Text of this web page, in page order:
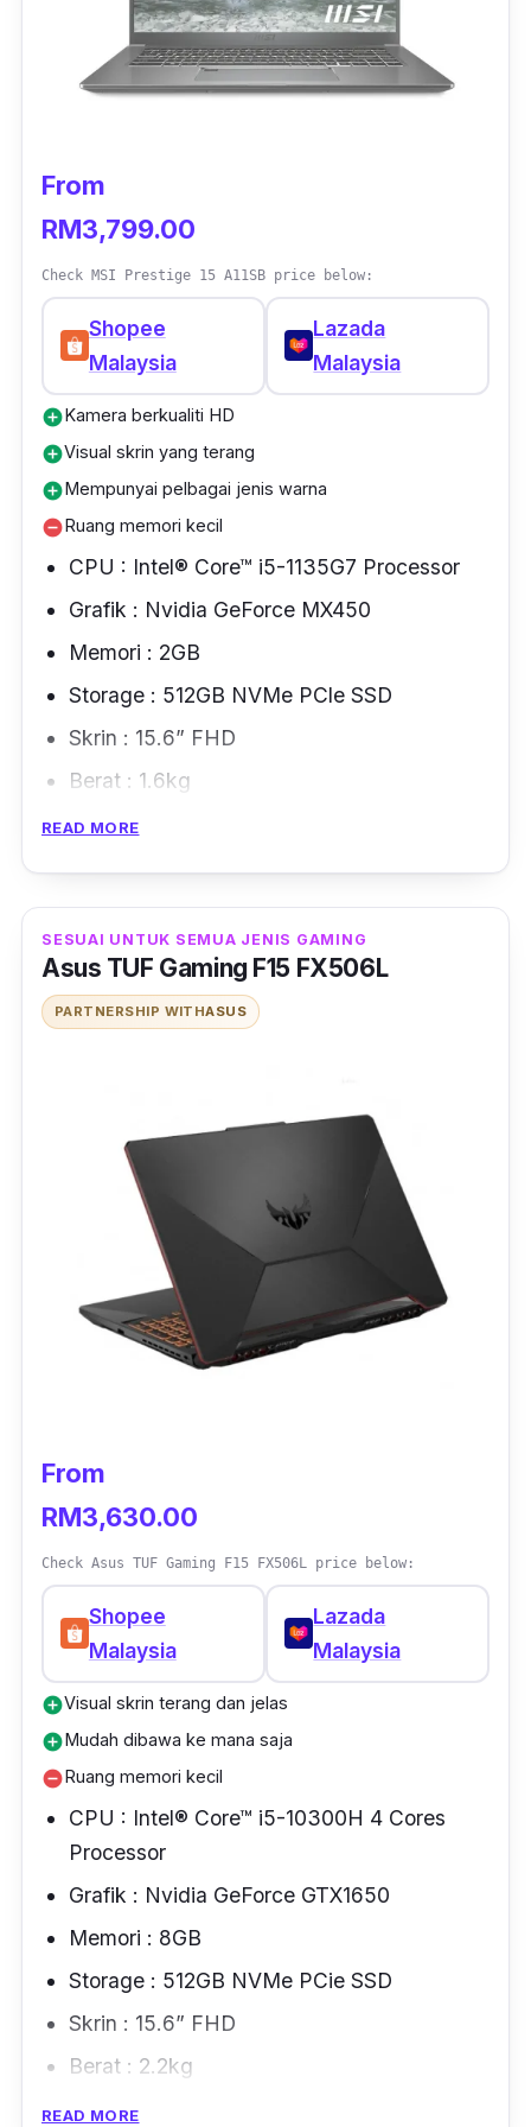
disebabkan saiznya nipis memudahkan anda
membawa ke mana saja dan bahagian grafik
pula menggunakanhigh-grade graphicsuntuk
From
RM3,799.00
Check MSI Prestige 15 A11SB price below:
Shopee
Malaysia
Lazada
Malaysia
add_circleKamera berkualiti HD
add_circleVisual skrin yang terang
add_circleMempunyai pelbagai jenis warna
remove_circleRuang memori kecil
CPU : Intel® Core™ i5-1135G7 Processor
Grafik : Nvidia GeForce MX450
Memori : 2GB
Storage : 512GB NVMe PCle SSD
Skrin : 15.6” FHD
Berat : 1.6kg
Laptop MSI selalu menjadi bualan banyak
pihak kerana kelancarannya ketika gamers
bermain game. Ini kerana dilengkapi dengan
unit pemprosesan yang berkapasiti besar
sekaligus dapat elak masalahlagging
Dengan keluasan skrin 15.6” berdefinis tinggi,
sesuai untuk memuat turun pelbagai jenis
aplikasi game.
Malangnya, memori laptop ini tidak besar
berbanding laptop gaming yang lain dimana
8GB saja. Sepatutnya laptop gaming 16GB
tapi jangan risau, masih boleh digunakan
untuk gaming.
membuat kerja-kerja
CPU digunakan jenis intel Core 15.
Memang harga sedikit mahal berbanding
laptop lain tapi kualiti yang diberikan sangat
memuaskan.
READ MORE
SESUAI UNTUK SEMUA JENIS GAMING
Asus TUF Gaming F15 FX506L
PARTNERSHIP WITHASUS
From
RM3,630.00
Check Asus TUF Gaming F15 FX506L price below:
Shopee
Malaysia
Lazada
Malaysia
add_circleVisual skrin terang dan jelas
add_circleMudah dibawa ke mana saja
remove_circleRuang memori kecil
CPU : Intel® Core™ i5-10300H 4 Cores
Processor
Grafik : Nvidia GeForce GTX1650
Memori : 8GB
Storage : 512GB NVMe PCie SSD
Skrin : 15.6” FHD
Berat : 2.2kg
READ MORE